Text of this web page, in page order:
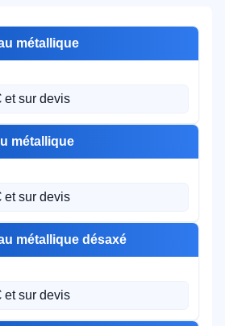
métallique
et sur devis
métallique
et sur devis
métallique désaxé
et sur devis